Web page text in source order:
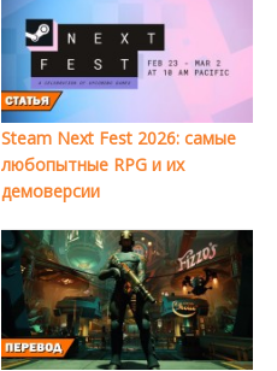
Steam Next Fest 2026: самые
любопытные RPG и их
демоверсии